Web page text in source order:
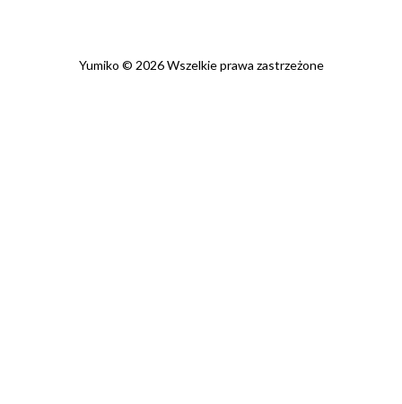
Yumiko © 2026 Wszelkie prawa zastrzeżone